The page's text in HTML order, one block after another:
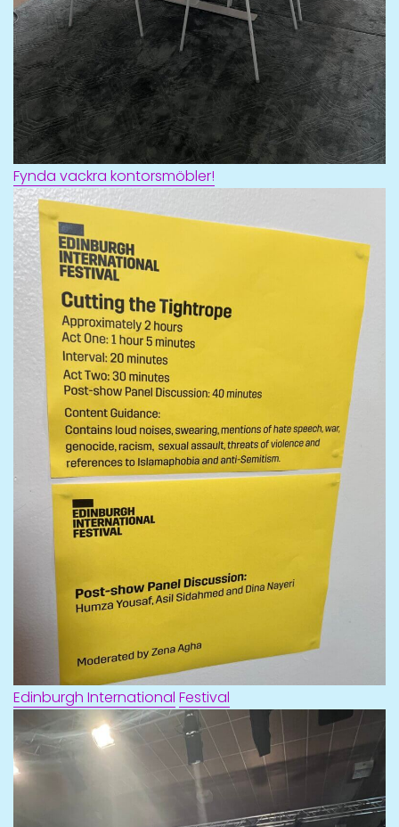
Fynda vackra kontorsmöbler!
Edinburgh International Festival